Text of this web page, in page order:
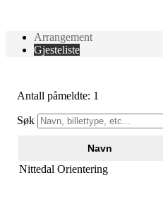
Arrangement
Gjesteliste
Antall påmeldte: 1
Søk
Navn
Nittedal Orientering